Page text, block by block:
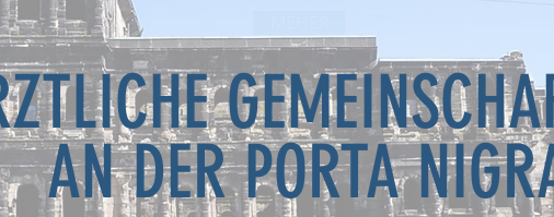
AN DER PORTA